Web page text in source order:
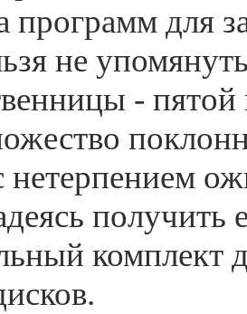
программ для
не
-
нетерпением
получить
комплект